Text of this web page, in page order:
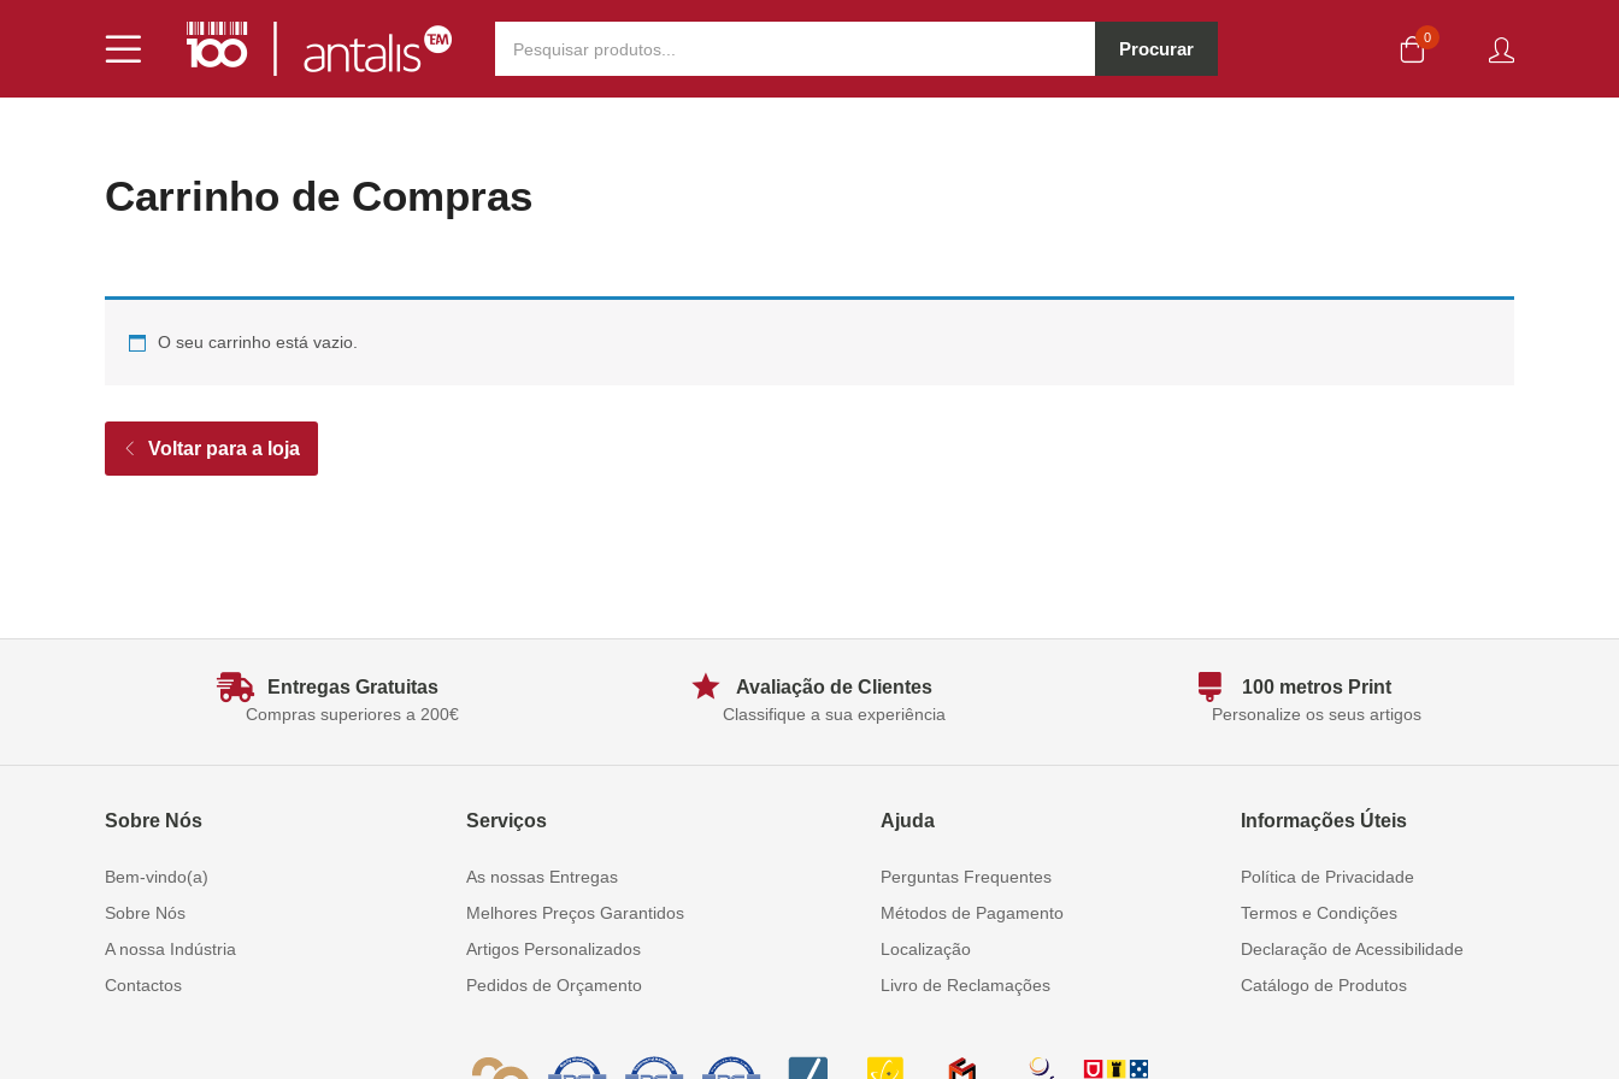
Procurar
0
Carrinho de Compras
O seu carrinho está vazio.
Voltar para a loja
Entregas Gratuitas
Compras superiores a 200€
Avaliação de Clientes
Classifique a sua experiência
100 metros Print
Personalize os seus artigos
Sobre Nós
Bem-vindo(a)
Sobre Nós
A nossa Indústria
Contactos
Serviços
As nossas Entregas
Melhores Preços Garantidos
Artigos Personalizados
Pedidos de Orçamento
Ajuda
Perguntas Frequentes
Métodos de Pagamento
Localização
Livro de Reclamações
Informações Úteis
Política de Privacidade
Termos e Condições
Declaração de Acessibilidade
Catálogo de Produtos